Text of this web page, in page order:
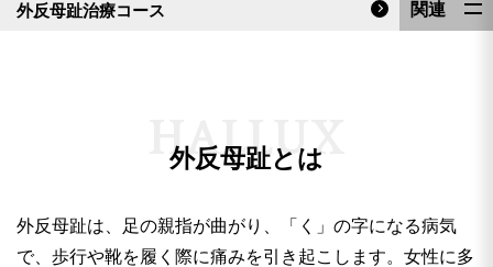
外反母趾治療コース 関連
外反母趾とは
HALLUX
外反母趾は、足の親指が曲がり、「く」の字になる病気
で、歩行や靴を履く際に痛みを引き起こします。女性に多